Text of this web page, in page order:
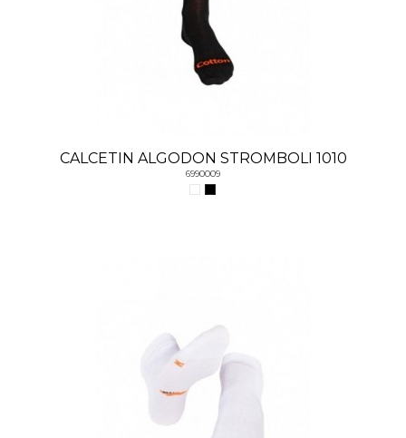
CALCETIN ALGODON STROMBOLI 1010
6990009